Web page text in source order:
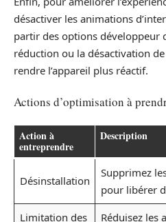
désactiver les animations
partir des options développeur
réduction ou la désactivation
rendre l’appareil plus réactif.
Actions d’optimisation à
Action à
entreprendre
Description
Désinstallation
Supprimez
pour libérer
Limitation des
Réduisez les